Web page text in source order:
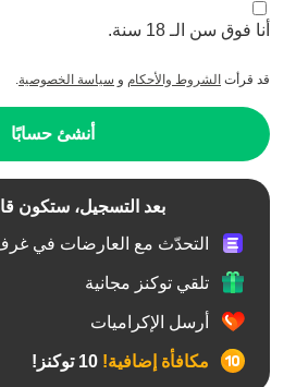
أنا فوق سن الـ 18 سنة.
قد قرأت الشروط والأحكام و سياسة الخصوصية.
أنشئ حسابًا
بعد التسجيل، ستكون
التحدّث مع العارضات في
تلقي توكنز مجانية
أرسل الإكراميات
مكافأة إضافية!